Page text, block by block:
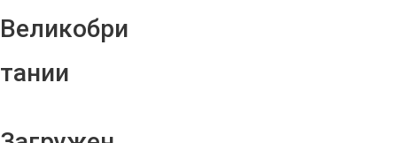
Великобри
тании